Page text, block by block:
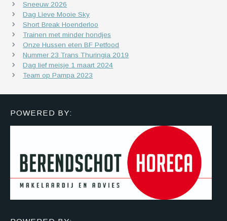
Sneeuw 2026
Dag Lieve Mooie Sky
Short Break Hoenderloo
Trainen met minder hondjes
Onze Hussen eten BF Petfood
Nummer 23 Trans Thuringia 2019
Dag lief meisje 1 maart 2024
Team op Pampa 2023
POWERED BY: